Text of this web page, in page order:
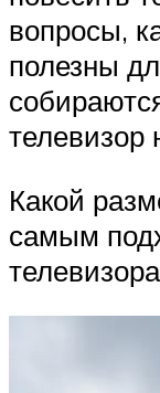
вопросы,
полезны
телевизор
Какой
самым